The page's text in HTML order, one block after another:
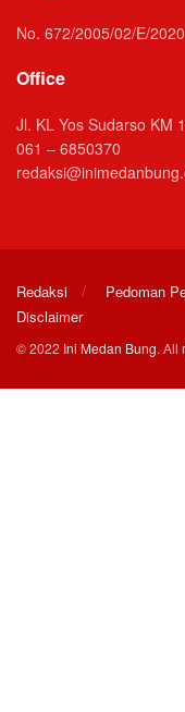
No. 672/2005/02/E/2020
Office
Jl. KL Yos Sudarso KM
061 – 6850370
Redaksi Pedoman
Disclaimer
© 2022 Ini Medan Bung. All